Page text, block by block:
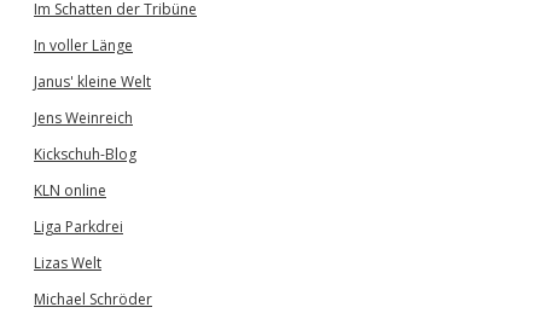
Im Schatten der Tribüne
In voller Länge
Janus' kleine Welt
Jens Weinreich
Kickschuh-Blog
KLN online
Liga Parkdrei
Lizas Welt
Michael Schröder